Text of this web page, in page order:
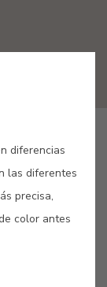
diferencias
las diferentes
precisa,
color antes